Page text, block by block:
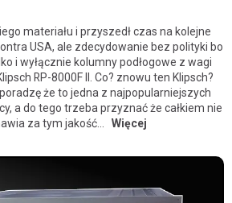
materiału i przyszedł czas na kolejne
USA, ale zdecydowanie bez polityki bo
i wyłącznie kolumny podłogowe z wagi
RP-8000F II. Co? znowu ten Klipsch?
że to jedna z najpopularniejszych
a do tego trzeba przyznać że całkiem nie
za tym jakość... Więcej